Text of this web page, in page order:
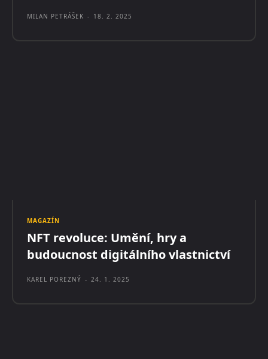
MILAN PETRÁŠEK - 18. 2. 2025
MAGAZÍN
NFT revoluce: Umění, hry a
budoucnost digitálního vlastnictví
KAREL POREZNÝ - 24. 1. 2025